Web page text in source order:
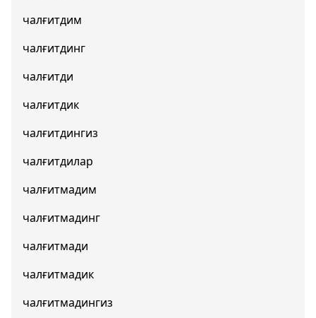
чалғитдим
чалғитдинг
чалғитди
чалғитдик
чалғитдингиз
чалғитдилар
чалғитмадим
чалғитмадинг
чалғитмади
чалғитмадик
чалғитмадингиз